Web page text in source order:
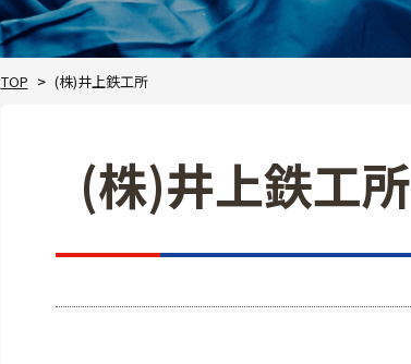
TOP (株)井上鉄工所
(株)井上鉄工所